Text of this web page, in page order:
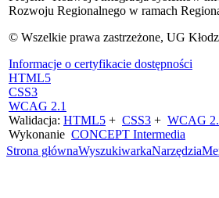
Rozwoju Regionalnego w ramach
© Wszelkie prawa zastrzeżone, UG
Informacje o certyfikacie dostępności
HTML5
CSS3
WCAG 2.1
Walidacja: HTML5 + CSS3 + WCAG
Wykonanie CONCEPT Intermedia
Strona głównaWyszukiwarkaNarzędzia